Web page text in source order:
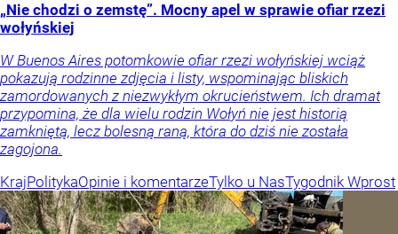
„Nie chodzi o zemstę”. Mocny apel w sprawie ofiar rzezi
wołyńskiej
W Buenos Aires potomkowie ofiar rzezi wołyńskiej wciąż
pokazują rodzinne zdjęcia i listy, wspominając bliskich
zamordowanych z niezwykłym okrucieństwem. Ich dramat
przypomina, że dla wielu rodzin Wołyń nie jest historią
zamkniętą, lecz bolesną raną, która do dziś nie została
zagojona.
KrajPolitykaOpinie i komentarzeTylko u NasTygodnik Wprost